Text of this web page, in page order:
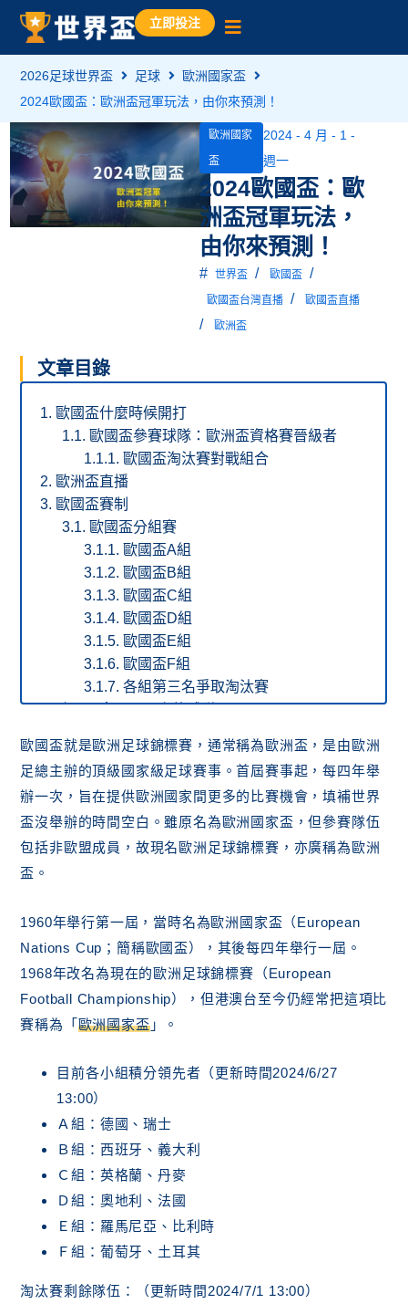
立即投注
2026足球世界盃 足球
歐洲國家盃
2024歐國盃：歐洲盃冠軍玩法，由你來預測！
歐洲國家
盃
2024 - 4 月 - 1 -
週一
2024歐國盃：歐
洲盃冠軍玩法，
由你來預測！
# 世界盃 / 歐國盃 /
歐國盃台灣直播 / 歐國盃直播
/ 歐洲盃
文章目錄
歐國盃什麼時候開打
歐國盃參賽球隊：歐洲盃資格賽晉級者
歐國盃淘汰賽對戰組合
歐洲盃直播
歐國盃賽制
歐國盃分組賽
歐國盃A組
歐國盃B組
歐國盃C組
歐國盃D組
歐國盃E組
歐國盃F組
各組第三名爭取淘汰賽
歐國盃拿冠軍最多的球隊
2024歐國盃開賽前冠軍賠率
2024歐國盃開賽前分組第一名賠率
歐洲盃A組第一名賠率表（已結束）
歐洲盃B組第一名賠率表（已結束）
歐洲盃C組第一名賠率表（已結束）
歐洲盃F組第一名賠率表（已結束）
歐國盃就是歐洲足球錦標賽，通常稱為歐洲盃，是由歐洲
足總主辦的頂級國家級足球賽事。首屆賽事起，每四年舉
辦一次，旨在提供歐洲國家間更多的比賽機會，填補世界
盃沒舉辦的時間空白。雖原名為歐洲國家盃，但參賽隊伍
包括非歐盟成員，故現名歐洲足球錦標賽，亦廣稱為歐洲
盃。
1960年舉行第一屆，當時名為歐洲國家盃（European
Nations Cup；簡稱歐國盃），其後每四年舉行一屆。
1968年改名為現在的歐洲足球錦標賽（European
Football Championship），但港澳台至今仍經常把這項比
賽稱為「 歐洲國家盃」。
目前各小組積分領先者（更新時間2024/6/27
13:00）
Ａ組：德國、瑞士
Ｂ組：西班牙、義大利
Ｃ組：英格蘭、丹麥
Ｄ組：奧地利、法國
Ｅ組：羅馬尼亞、比利時
Ｆ組：葡萄牙、土耳其
淘汰賽剩餘隊伍：（更新時間2024/7/1 13:00）